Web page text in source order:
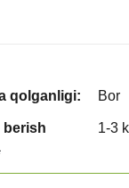
qolganligi: Bor
berish
1-3